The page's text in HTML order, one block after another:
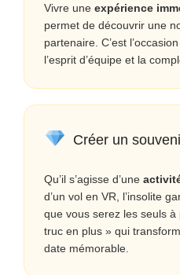
Vivre une expérience
permet de découvrir une
partenaire. C’est
l’esprit d’équipe et la
Créer un
Qu’il s’agisse d’une
d’un vol en VR, l’insolite
que vous serez les seuls à
truc en plus » qui
date mémorable.